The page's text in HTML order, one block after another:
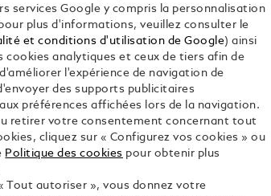
€ 1,900.00
Colour:
services Google y compris la personnalisation
plus d'informations, veuillez consulter le
et conditions d'utilisation de Google) ainsi
cookies analytiques et ceux de tiers afin de
l'expérience de navigation de
des supports publicitaires
préférences affichées lors de la navigation.
retirer votre consentement concernant tout
cliquez sur « Configurez vos cookies » ou
Politique des cookies pour obtenir plus
Tout autoriser », vous donnez votre